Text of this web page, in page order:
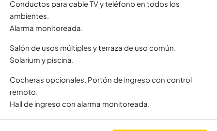
Conductos para cable TV y teléfono en todos los
ambientes.
Alarma monitoreada.
Salón de usos múltiples y terraza de uso común.
Solarium y piscina.
Cocheras opcionales. Portón de ingreso con control
remoto.
Hall de ingreso con alarma monitoreada.